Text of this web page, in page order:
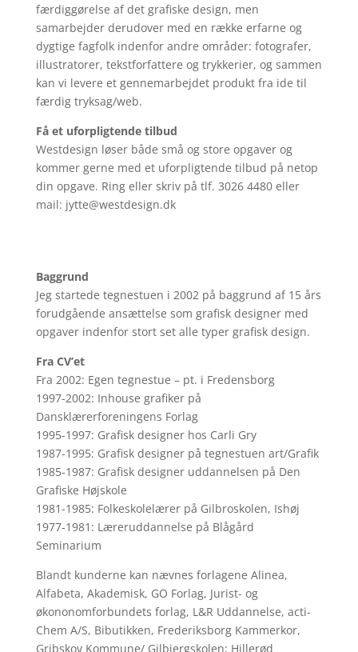
færdiggørelse af det grafiske design, men
samarbejder derudover med en række erfarne og
dygtige fagfolk indenfor andre områder: fotografer,
illustratorer, tekstforfattere og trykkerier, og sammen
kan vi levere et gennemarbejdet produkt fra ide til
færdig tryksag/web.
Få et uforpligtende tilbud
Westdesign løser både små og store opgaver og
kommer gerne med et uforpligtende tilbud på netop
din opgave. Ring eller skriv på tlf. 3026 4480 eller
mail: jytte@westdesign.dk
Baggrund
Jeg startede tegnestuen i 2002 på baggrund af 15 års
forudgående ansættelse som grafisk designer med
opgaver indenfor stort set alle typer grafisk design.
Fra CV’et
Fra 2002: Egen tegnestue – pt. i Fredensborg
1997-2002: Inhouse grafiker på
Dansklærerforeningens Forlag
1995-1997: Grafisk designer hos Carli Gry
1987-1995: Grafisk designer på tegnestuen art/Grafik
1985-1987: Grafisk designer uddannelsen på Den
Grafiske Højskole
1981-1985: Folkeskolelærer på Gilbroskolen, Ishøj
1977-1981: Læreruddannelse på Blågård
Seminarium
Blandt kunderne kan nævnes forlagene Alinea,
Alfabeta, Akademisk, GO Forlag, Jurist- og
økononomforbundets forlag, L&R Uddannelse, acti-
Chem A/S, Bibutikken, Frederiksborg Kammerkor,
Gribskov Kommune/ Gilbjergskolen; Hillerød